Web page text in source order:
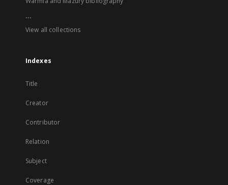
...
View all collections
Indexes
Title
Creator
Contributor
Relation
Subject
Coverage